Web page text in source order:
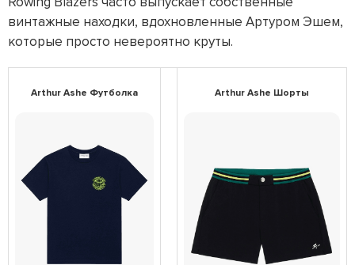
винтажные находки, вдохновленные Артуром Эшем,
которые просто невероятно круты.
Arthur Ashe Футболка Arthur Ashe Шорты